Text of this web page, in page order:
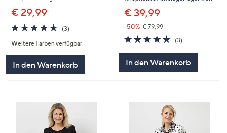
€ 29,99
5.0
von
5
(3)
Weitere Farben verfügbar
In den Warenkorb
€ 39,99
-50% € 79,99
5.0
von
5
(3)
In den Warenkorb